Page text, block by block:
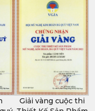
Giải vàng cuộc thi